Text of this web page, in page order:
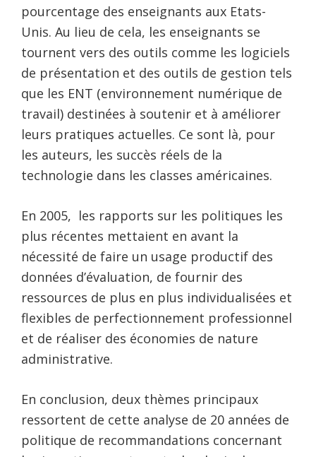
pourcentage des enseignants aux Etats-
Unis. Au lieu de cela, les enseignants se
tournent vers des outils comme les logiciels
de présentation et des outils de gestion tels
que les ENT (environnement numérique de
travail) destinées à soutenir et à améliorer
leurs pratiques actuelles. Ce sont là, pour
les auteurs, les succès réels de la
technologie dans les classes américaines.
En 2005, les rapports sur les politiques les
plus récentes mettaient en avant la
nécessité de faire un usage productif des
données d’évaluation, de fournir des
ressources de plus en plus individualisées et
flexibles de perfectionnement professionnel
et de réaliser des économies de nature
administrative.
En conclusion, deux thèmes principaux
ressortent de cette analyse de 20 années de
politique de recommandations concernant